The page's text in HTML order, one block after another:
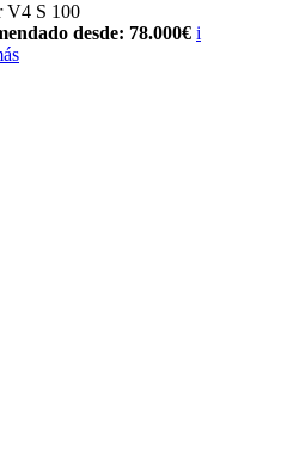
V4 S 100
desde: 78.000€ i